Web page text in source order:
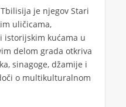
je njegov Stari
uličicama,
kućama u
delom grada otkriva
sinagoge, džamije i
o multikulturalnom